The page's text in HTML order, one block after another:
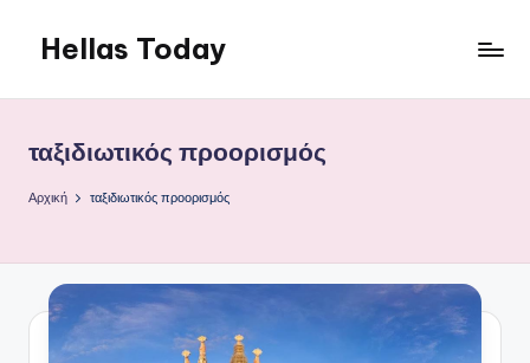
Μετάβαση
περιεχόμενο
Hellas Today
ταξιδιωτικός προορισμός
Αρχική ταξιδιωτικός προορισμός